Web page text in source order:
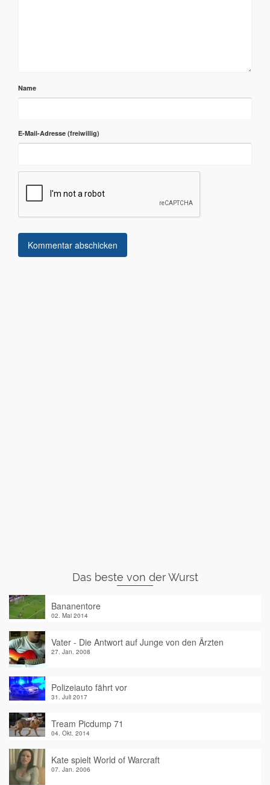
Name
E-Mail-Adresse
Das beste von der Wurst
Bananentore
02. Mai 2014
Vater - Die Antwort auf Junge von den Ärzten
27. Jan. 2008
Polizeiauto fährt vor
31. Juli 2017
Tream Picdump 71
04. Okt. 2014
Kate spielt World of Warcraft
07. Jan. 2006